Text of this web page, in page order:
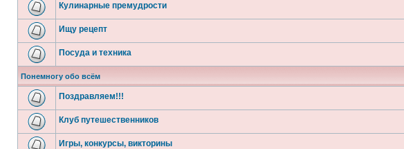
Кулинарные премудрости
Ищу рецепт
Посуда и техника
Понемногу обо всём
Поздравляем!!!
Клуб путешественников
Игры, конкурсы, викторины